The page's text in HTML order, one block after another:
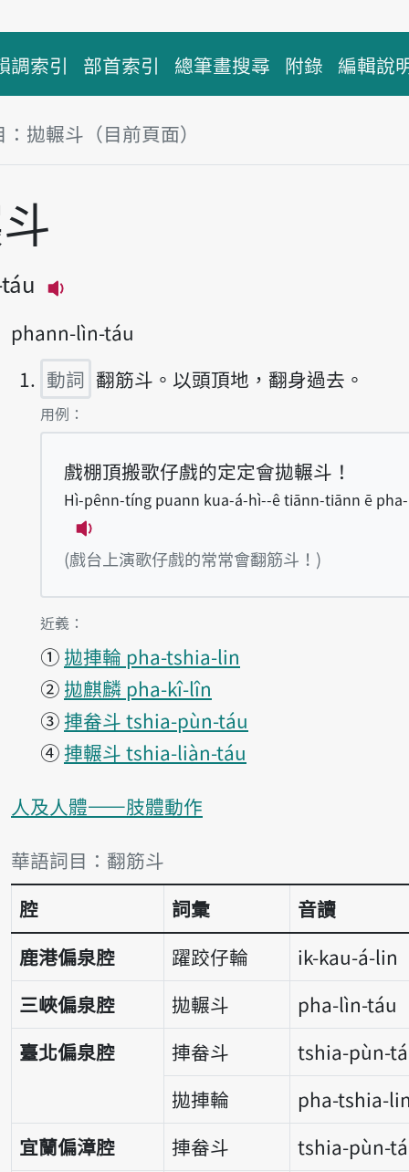
調索引 部首索引 總筆畫搜尋 附錄 編輯說
拋輾斗（目前頁面）
phann-lìn-táu
動詞 翻筋斗。以頭頂地，翻身過去。
第1項釋義的
用例：
戲棚頂搬歌仔戲的定定會拋輾斗！
Hì-pênn-tíng puann kua-á-hì--ê tiānn-tiānn ē
播放例句Hì-pênn-tíng puann kua-á-
(戲台上演歌仔戲的常常會翻筋斗！)
第1項釋義的
近義：
① 拋捙輪 pha-tshia-lin
② 拋麒麟 pha-kî-lîn
③捙畚斗 tshia-pùn-táu
④捙輾斗 tshia-liàn-táu
人及人體——肢體動作
詞彙比較表
華語詞目：翻筋斗
腔
詞彙
音讀
鹿港偏泉腔
躍跤仔輪
ik-kau-á-lin
三峽偏泉腔
拋輾斗
pha-lìn-táu
臺北偏泉腔
捙畚斗
tshia-pùn-
拋捙輪
pha-tshia-lin
宜蘭偏漳腔
捙畚斗
tshia-pùn-